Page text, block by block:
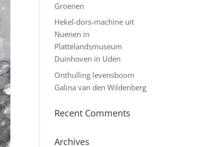
Groenen
Hekel-dors-machine uit
Nuenen in
Plattelandsmuseum
Duinhoven in Uden
Onthulling levensboom
Galina van den Wildenberg
Recent Comments
Archives